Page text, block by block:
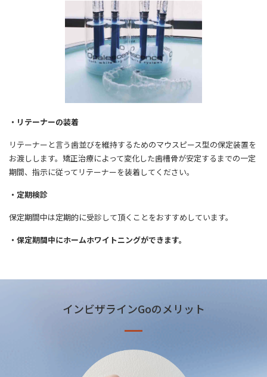
・リテーナーの装着
リテーナーと言う歯並びを維持するためのマウスピース型の保定装置を
お渡しします。矯正治療によって変化した歯槽骨が安定するまでの一定
期間、指示に従ってリテーナーを装着してください。
・定期検診
保定期間中は定期的に受診して頂くことをおすすめしています。
・保定期間中にホームホワイトニングができます。
インビザラインGoのメリット